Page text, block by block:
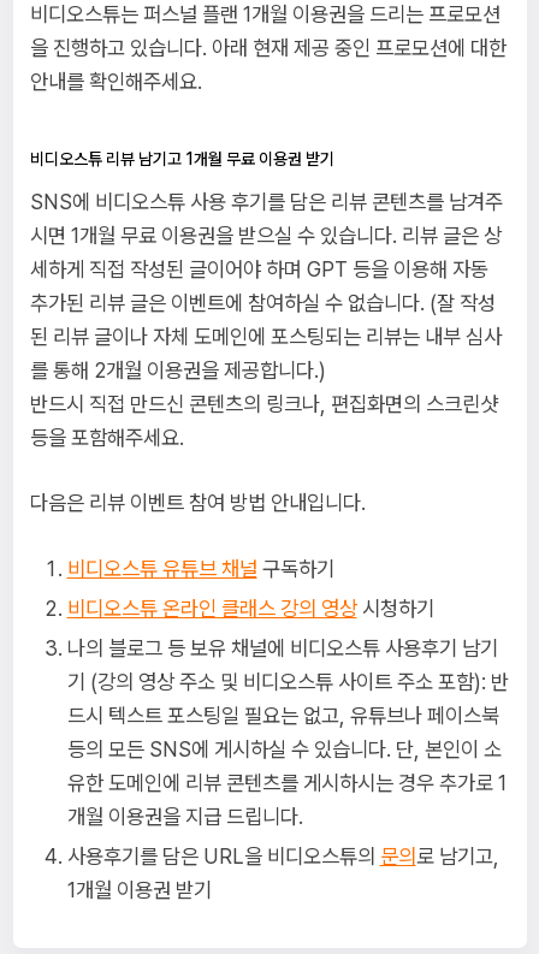
비디오스튜는 퍼스널 플랜 1개월 이용권을 드리는 프로모션
을 진행하고 있습니다. 아래 현재 제공 중인 프로모션에 대한
안내를 확인해주세요.
비디오스튜 리뷰 남기고 1개월 무료 이용권 받기
SNS에 비디오스튜 사용 후기를 담은 리뷰 콘텐츠를 남겨주
시면 1개월 무료 이용권을 받으실 수 있습니다. 리뷰 글은 상
세하게 직접 작성된 글이어야 하며 GPT 등을 이용해 자동
추가된 리뷰 글은 이벤트에 참여하실 수 없습니다. (잘 작성
된 리뷰 글이나 자체 도메인에 포스팅되는 리뷰는 내부 심사
를 통해 2개월 이용권을 제공합니다.)
반드시 직접 만드신 콘텐츠의 링크나, 편집화면의 스크린샷
등을 포함해주세요.
다음은 리뷰 이벤트 참여 방법 안내입니다.
비디오스튜 유튜브 채널 구독하기
비디오스튜 온라인 클래스 강의 영상시청하기
나의 블로그 등 보유 채널에 비디오스튜 사용후기 남기
기 (강의 영상 주소 및 비디오스튜 사이트 주소 포함): 반
드시 텍스트 포스팅일 필요는 없고, 유튜브나 페이스북
등의 모든 SNS에 게시하실 수 있습니다. 단, 본인이 소
유한 도메인에 리뷰 콘텐츠를 게시하시는 경우 추가로 1
개월 이용권을 지급 드립니다.
사용후기를 담은 URL을 비디오스튜의 문의로 남기고,
1개월 이용권 받기